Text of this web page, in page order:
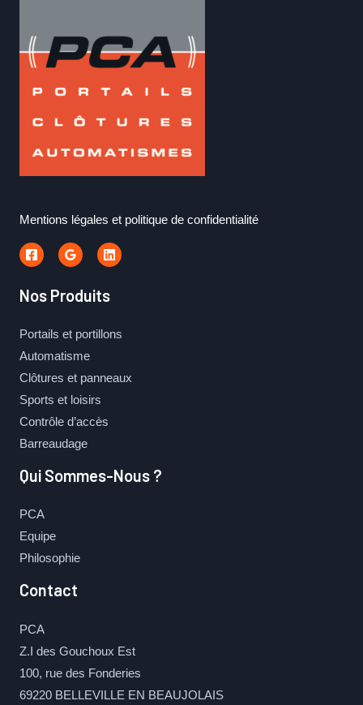
Mentions légales et politique de confidentialité
Nos Produits
Portails et portillons
Automatisme
Clôtures et panneaux
Sports et loisirs
Contrôle d’accès
Barreaudage
Qui Sommes-Nous ?
PCA
Equipe
Philosophie
Contact
PCA
Z.I des Gouchoux Est
100, rue des Fonderies
69220 BELLEVILLE EN BEAUJOLAIS